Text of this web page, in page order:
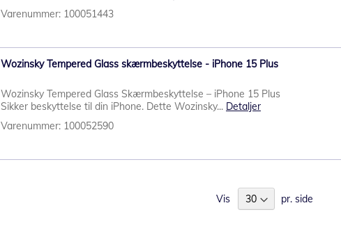
Varenummer: 100051443
Wozinsky Tempered Glass skærmbeskyttelse - iPhone 15 Plus
Wozinsky Tempered Glass Skærmbeskyttelse – iPhone 15 Plus
Sikker beskyttelse til din iPhone. Dette Wozinsky... Detaljer
Varenummer: 100052590
Vis pr. side